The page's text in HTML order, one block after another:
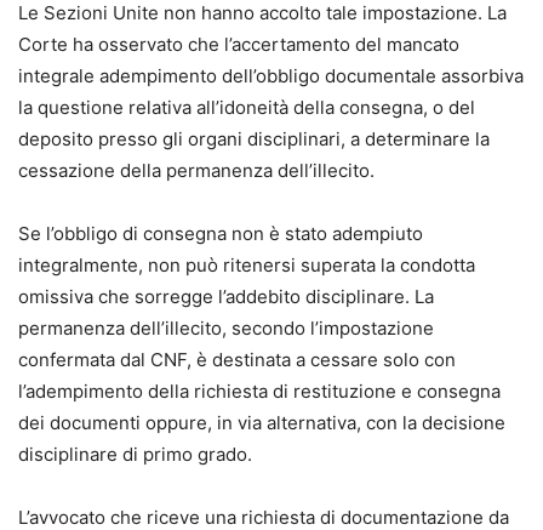
Le Sezioni Unite non hanno accolto tale impostazione. La
Corte ha osservato che l’accertamento del mancato
integrale adempimento dell’obbligo documentale assorbiva
la questione relativa all’idoneità della consegna, o del
deposito presso gli organi disciplinari, a determinare la
cessazione della permanenza dell’illecito.
Se l’obbligo di consegna non è stato adempiuto
integralmente, non può ritenersi superata la condotta
omissiva che sorregge l’addebito disciplinare. La
permanenza dell’illecito, secondo l’impostazione
confermata dal CNF, è destinata a cessare solo con
l’adempimento della richiesta di restituzione e consegna
dei documenti oppure, in via alternativa, con la decisione
disciplinare di primo grado.
L’avvocato che riceve una richiesta di documentazione da